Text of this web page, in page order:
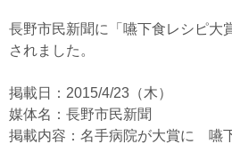
長野市民新聞に「嚥下食レシピ大
されました。
掲載日：2015/4/23（木）
媒体名：長野市民新聞
掲載内容：名手病院が大賞に 嚥